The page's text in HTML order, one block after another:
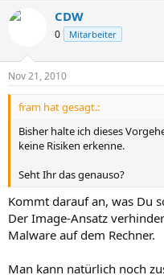
CDW
0 Mitarbeiter
Nov 21, 2010
fram hat gesagt.:
Bisher halte ich dieses
keine Risiken erkenne.
Seht Ihr das genauso?
Kommt darauf an, was Du
Der Image-Ansatz
Malware auf dem Rechner.
Man kann natürlich noch